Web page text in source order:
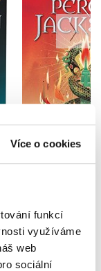
Více o cookies
funkcí
využíváme
web
sociální
Poslední
Rick
Do
359 Kč